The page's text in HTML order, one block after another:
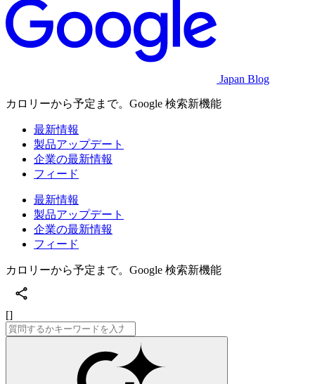
Japan Blog
カロリーから予定まで。Google 検索新機能
最新情報
製品アップデート
企業の最新情報
フィード
最新情報
製品アップデート
企業の最新情報
フィード
カロリーから予定まで。Google 検索新機能
[]